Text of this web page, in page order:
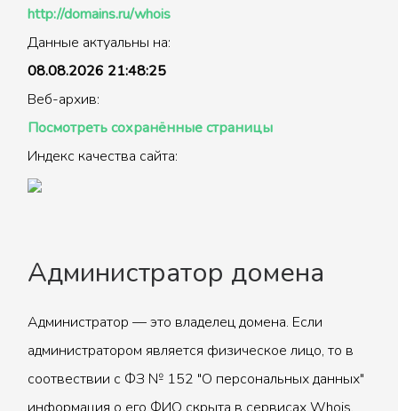
http://domains.ru/whois
Данные актуальны на:
08.08.2026 21:48:25
Веб-архив:
Посмотреть сохранённые страницы
Индекс качества сайта:
Администратор домена
Администратор — это владелец домена. Если
администратором является физическое лицо, то в
соотвествии с ФЗ № 152 "О персональных данных"